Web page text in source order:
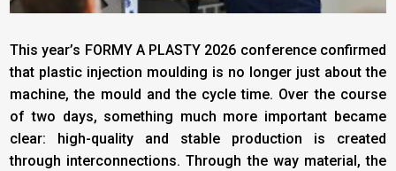
This year’s FORMY A PLASTY 2026 conference confirmed
that plastic injection moulding is no longer just about the
machine, the mould and the cycle time. Over the course
of two days, something much more important became
clear: high-quality and stable production is created
through interconnections. Through the way material, the